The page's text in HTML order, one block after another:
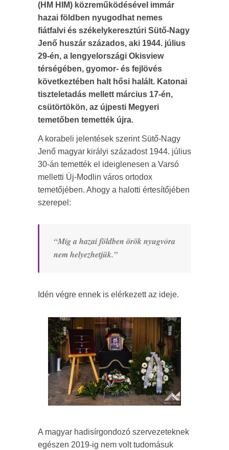
(HM HIM) közreműködésével immár
hazai földben nyugodhat nemes
fiátfalvi és székelykeresztúri Sütő-Nagy
Jenő huszár százados, aki 1944. július
29-én, a lengyelországi Okisview
térségében, gyomor- és fejlövés
következtében halt hősi halált. Katonai
tiszteletadás mellett március 17-én,
csütörtökön, az újpesti Megyeri
temetőben temették újra.
A korabeli jelentések szerint Sütő-Nagy
Jenő magyar királyi századost 1944. július
30-án temették el ideiglenesen a Varsó
melletti Új-Modlin város ortodox
temetőjében. Ahogy a halotti értesítőjében
szerepel:
“Míg a hazai földben örök nyugvóra
nem helyezhetjük.”
Idén végre ennek is elérkezett az ideje.
A magyar hadisírgondozó szervezeteknek
egészen 2019-ig nem volt tudomásuk